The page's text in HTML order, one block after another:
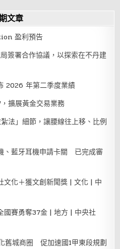
文章
盈利預告
簽署合作協議，以探索在不丹建
年第二季度業績
擴展黃金交易業務
法」細節，讓腰線往上移、比例
、藍牙耳機申請卡關 已完成審
化＋獲文創新聞獎 | 文化 | 中
賽勇奪37金 | 地方 | 中央社
舊城商圈 促加速國1甲東段規劃